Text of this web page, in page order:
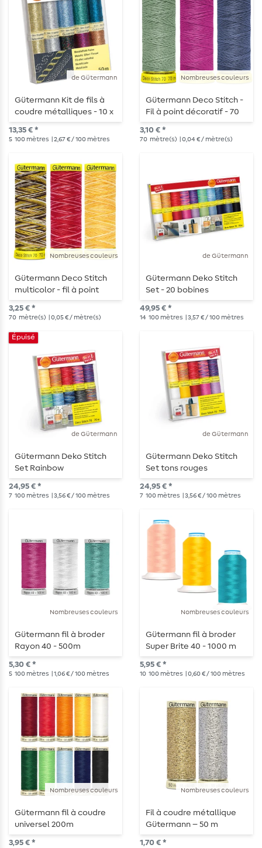
de Gütermann
Gütermann Kit de fils à
coudre métalliques - 10 x
50m
13,35 € *
5 100 mètres | 2,67 € / 100 mètres
Nombreuses couleurs
Gütermann Deco Stitch -
Fil à point décoratif - 70
m
3,10 € *
70 mètre(s) | 0,04 € / mètre(s)
Nombreuses couleurs
Gütermann Deco Stitch
multicolor - fil à point
décoratif - 70m
3,25 € *
70 mètre(s) | 0,05 € / mètre(s)
de Gütermann
Gütermann Deko Stitch
Set - 20 bobines
49,95 € *
14 100 mètres | 3,57 € / 100 mètres
de Gütermann
Épuisé
Gütermann Deko Stitch
Set Rainbow
24,95 € *
7 100 mètres | 3,56 € / 100 mètres
de Gütermann
Gütermann Deko Stitch
Set tons rouges
24,95 € *
7 100 mètres | 3,56 € / 100 mètres
Nombreuses couleurs
Gütermann fil à broder
Rayon 40 - 500m
5,30 € *
5 100 mètres | 1,06 € / 100 mètres
Nombreuses couleurs
Gütermann fil à broder
Super Brite 40 - 1000 m
5,95 € *
10 100 mètres | 0,60 € / 100 mètres
Nombreuses couleurs
Gütermann fil à coudre
universel 200m
3,95 € *
Nombreuses couleurs
Fil à coudre métallique
Gütermann – 50 m
1,70 € *